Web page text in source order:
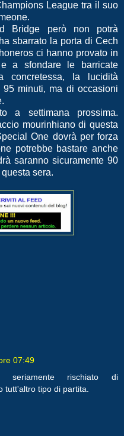
League tra il suo
Bridge però non potrà
sbarrato la porta di Cech
ci hanno provato in
a sfondare le barricate
concretessa, la lucidità
95 minuti, ma di occasioni
a settimana prossima.
mourinhiano di questa
One dovrà per forza
potrebbe bastare anche
saranno sicuramente 90
sera.
07:49
seriamente rischiato di
tutt'altro tipo di partita.